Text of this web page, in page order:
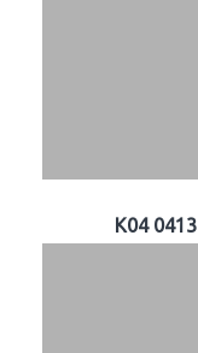
K04 0413